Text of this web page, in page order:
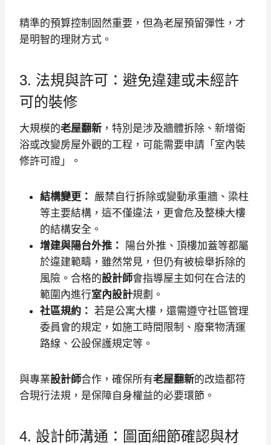
精準的預算控制固然重要，但為老屋預留彈性，才
是明智的理財方式。
3. 法規與許可：避免違建或未經許
可的裝修
大規模的老屋翻新 ，特別是涉及牆體拆除、新增衛
浴或改變房屋外觀的工程，可能需要申請「室內裝
修許可證」。
結構變更： 嚴禁自行拆除或變動承重牆、梁柱
等主要結構，這不僅違法，更會危及整棟大樓
的結構安全。
增建與陽台外推：
陽台外推、頂樓加蓋等都屬
於違建範疇，雖然常見，但仍有被檢舉拆除的
風險。合格的設計師會指導屋主如何在合法的
範圍內進行室內設計規劃。
社區規約： 若是公寓大樓，還需遵守社區管理
委員會的規定，如施工時間限制、廢棄物清運
路線、公設保護規定等。
與專業設計師合作，確保所有老屋翻新的改造都符
合現行法規，是保障自身權益的必要環節。
4. 設計師溝通：圖面細節確認與材